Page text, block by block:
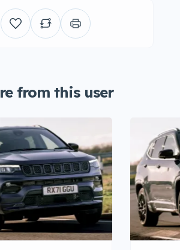
from this user